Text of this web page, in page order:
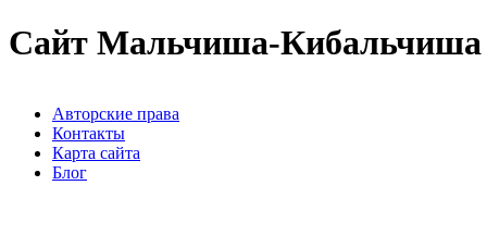
Сайт Мальчиша-Кибальчиша
Авторские права
Контакты
Карта сайта
Блог